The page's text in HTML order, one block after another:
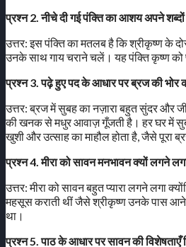
प्रश्न 2. नीचे दी गई पंक्ति का आशय अपने
उत्तर: इस पंक्ति का मतलब है कि श्रीकृष्ण के
उनके साथ गाय चराने चलें। यह पंक्ति कृष्ण को
प्रश्न 3. पढ़े हुए पद के आधार पर ब्रज की भोर
उत्तर: ब्रज में सुबह का नज़ारा बहुत सुंदर और
की खनक से मधुर आवाज़ गूँजती है। हर घर में
खुशी और उत्साह का माहौल होता है, जैसे पूरा
प्रश्न 4. मीरा को सावन मनभावन क्यों लगने
उत्तर: मीरा को सावन बहुत प्यारा लगने लगा
महसूस कराती थीं जैसे श्रीकृष्ण उनके पास आने
था।
प्रश्न 5. पाठ के आधार पर सावन की विशेषताएँ